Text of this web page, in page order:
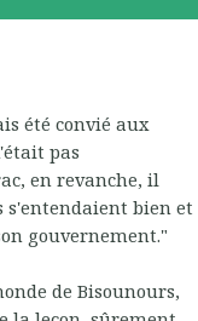
été convié aux
pas
en revanche, il
s'entendaient bien et
gouvernement."
de Bisounours,